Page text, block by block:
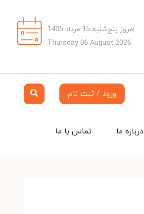
امروز پنج‌شنبه 15 مرداد 1405
Thursday 06 August 2026
ورود / ثبت نام
تماس با ما درباره ما